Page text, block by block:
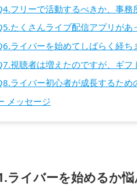
フリーで活動するべきか、事
たくさんライブ配信アプリが
ライバーを始めてしばらく経
視聴者は増えたのですが、ギ
ライバー初心者が成長するため
メッセージ
ライバーを始めるか